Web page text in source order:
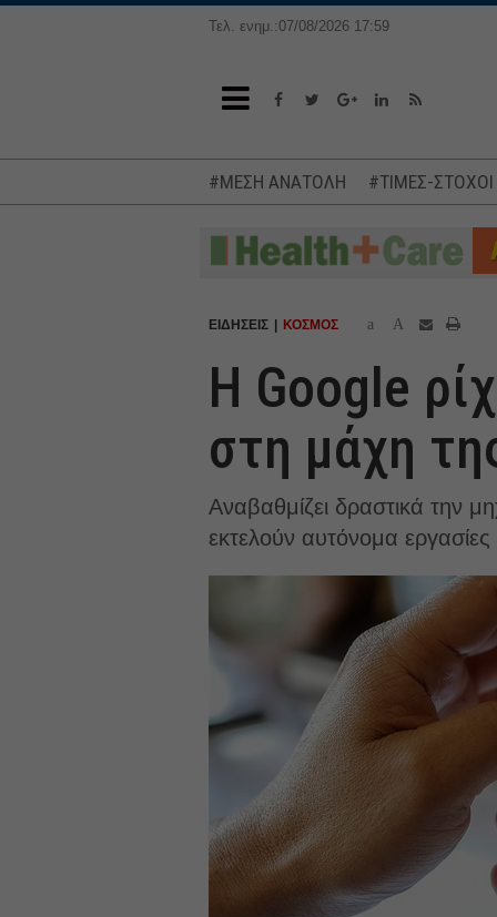
Τελ. ενημ.:07/08/2026 17:59
#ΜΕΣΗ ΑΝΑΤΟΛΗ #ΤΙΜΕΣ-
ΕΙΔΗΣΕΙΣ ΚΟΣΜΟΣ a A
H Google
στη μάχη
Αναβαθμίζει δραστικά την
εκτελούν αυτόνομα